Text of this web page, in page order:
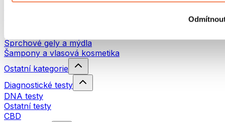
Sprchové gely a mýdla
Šampony a vlasová kosmetika
Ostatní kategorie
Diagnostické testy
DNA testy
Ostatní testy
CBD